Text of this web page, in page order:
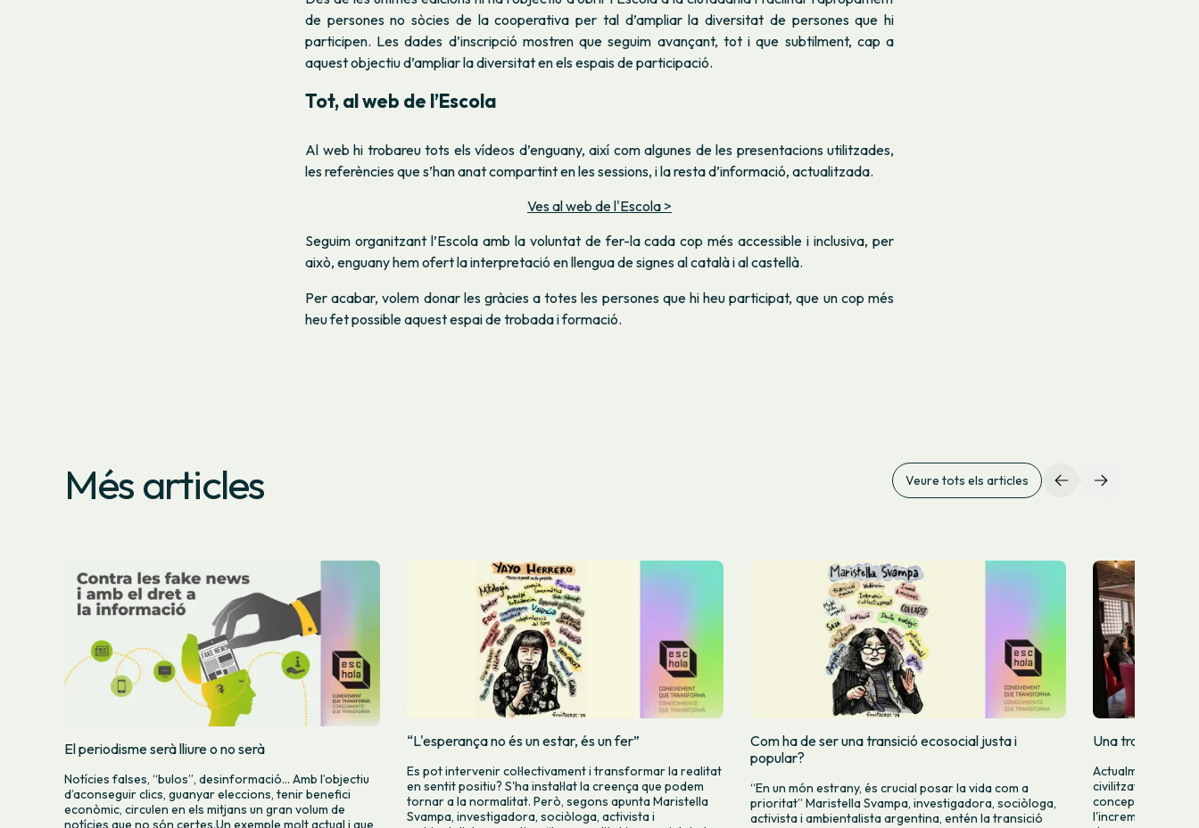
de persones no sòcies de la cooperativa per tal d’ampliar la diversitat de persones que hi
participen. Les dades d’inscripció mostren que seguim avançant, tot i que subtilment, cap a
aquest objectiu d’ampliar la diversitat en els espais de participació.
Tot, al web de l’Escola
Al web hi trobareu tots els vídeos d’enguany, així com algunes de les presentacions utilitzades,
les referències que s’han anat compartint en les sessions, i la resta d’informació, actualitzada.
Ves al web de l'Escola >
Seguim organitzant l’Escola amb la voluntat de fer-la cada cop més accessible i inclusiva, per
això, enguany hem ofert la interpretació en llengua de signes al català i al castellà.
Per acabar, volem donar les gràcies a totes les persones que hi heu participat, que un cop més
heu fet possible aquest espai de trobada i formació.
Més articles Veure tots els articles
El periodisme serà lliure o no serà
Notícies falses, “bulos”, desinformació… Amb l’objectiu
d’aconseguir clics, guanyar eleccions, tenir benefici
econòmic, circulen en els mitjans un gran volum de
notícies que no són certes.Un exemple molt actual i que
“L'esperança no és un estar, és un fer”
Es pot intervenir col·lectivament i transformar la realitat
en sentit positiu? S'ha instal·lat la creença que podem
tornar a la normalitat. Però, segons apunta Maristella
Svampa, investigadora, sociòloga, activista i
Com ha de ser una transició ecosocial justa i
popular?
“En un món estrany, és crucial posar la vida com a
prioritat” Maristella Svampa, investigadora, sociòloga,
activista i ambientalista argentina, entén la transició
Una transició de
Actualment estem
civilitzatòria. Així
concep la crisi
l'increment de les